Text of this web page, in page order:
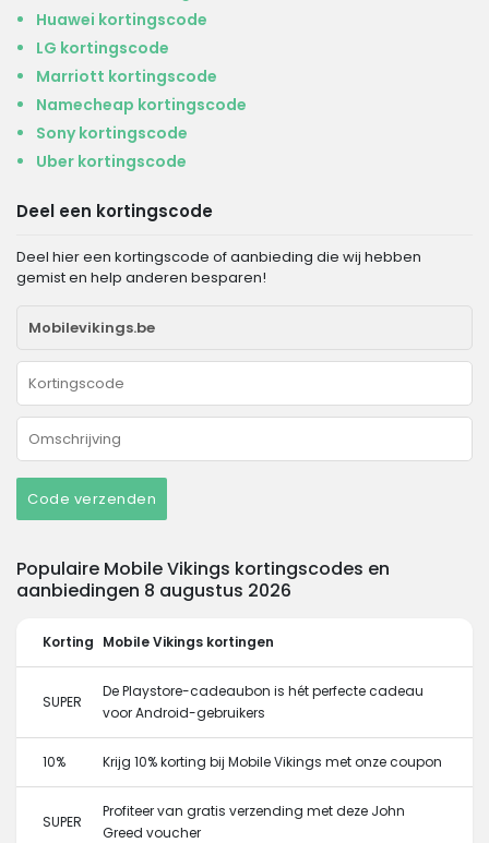
Huawei kortingscode
LG kortingscode
Marriott kortingscode
Namecheap kortingscode
Sony kortingscode
Uber kortingscode
Deel een kortingscode
Deel hier een kortingscode of aanbieding die wij hebben
gemist en help anderen besparen!
Code verzenden
Populaire Mobile Vikings kortingscodes en
aanbiedingen 8 augustus 2026
Korting Mobile Vikings kortingen
SUPER
De Playstore-cadeaubon is hét perfecte cadeau
voor Android-gebruikers
10% Krijg 10% korting bij Mobile Vikings met onze coupon
SUPER
Profiteer van gratis verzending met deze John
Greed voucher